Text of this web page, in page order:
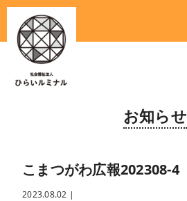
お知らせ
こまつがわ広報202308-4
2023.08.02 |